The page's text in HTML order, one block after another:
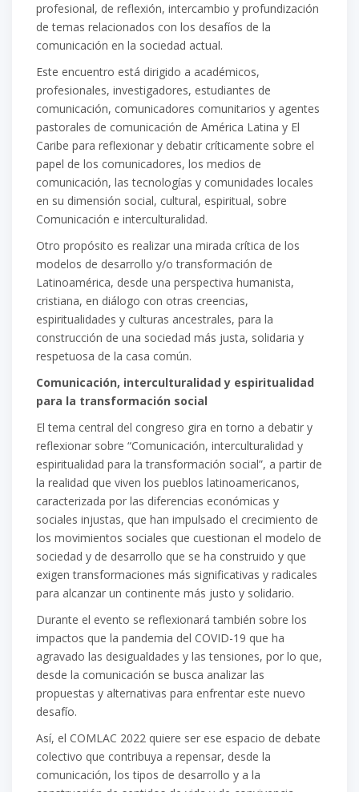
profesional, de reflexión, intercambio y profundización
de temas relacionados con los desafíos de la
comunicación en la sociedad actual.
Este encuentro está dirigido a académicos,
profesionales, investigadores, estudiantes de
comunicación, comunicadores comunitarios y agentes
pastorales de comunicación de América Latina y El
Caribe para reflexionar y debatir críticamente sobre el
papel de los comunicadores, los medios de
comunicación, las tecnologías y comunidades locales
en su dimensión social, cultural, espiritual, sobre
Comunicación e interculturalidad.
Otro propósito es realizar una mirada crítica de los
modelos de desarrollo y/o transformación de
Latinoamérica, desde una perspectiva humanista,
cristiana, en diálogo con otras creencias,
espiritualidades y culturas ancestrales, para la
construcción de una sociedad más justa, solidaria y
respetuosa de la casa común.
Comunicación, interculturalidad y espiritualidad
para la transformación social
El tema central del congreso gira en torno a debatir y
reflexionar sobre “Comunicación, interculturalidad y
espiritualidad para la transformación social”, a partir de
la realidad que viven los pueblos latinoamericanos,
caracterizada por las diferencias económicas y
sociales injustas, que han impulsado el crecimiento de
los movimientos sociales que cuestionan el modelo de
sociedad y de desarrollo que se ha construido y que
exigen transformaciones más significativas y radicales
para alcanzar un continente más justo y solidario.
Durante el evento se reflexionará también sobre los
impactos que la pandemia del COVID-19 que ha
agravado las desigualdades y las tensiones, por lo que,
desde la comunicación se busca analizar las
propuestas y alternativas para enfrentar este nuevo
desafío.
Así, el COMLAC 2022 quiere ser ese espacio de debate
colectivo que contribuya a repensar, desde la
comunicación, los tipos de desarrollo y a la